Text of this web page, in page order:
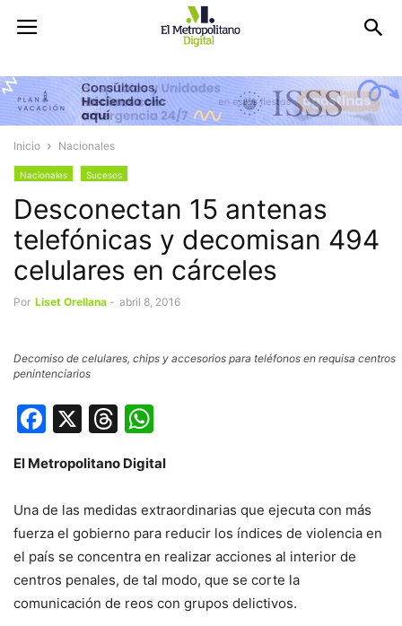
Inicio Nacionales
Nacionales Sucesos
Desconectan 15 antenas
telefónicas y decomisan 494
celulares en cárceles
Por Liset Orellana - abril 8, 2016
Decomiso de celulares, chips y accesorios para teléfonos en requisa centros
penintenciarios
Facebook
X Threads
El Metropolitano Digital
Una de las medidas extraordinarias que ejecuta con más
fuerza el gobierno para reducir los índices de violencia en
el país se concentra en realizar acciones al interior de
centros penales, de tal modo, que se corte la
comunicación de reos con grupos delictivos.